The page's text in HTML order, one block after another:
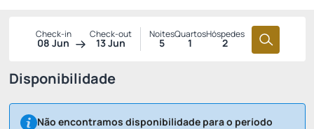
Check-in
08 Jun
Check-out
13 Jun
Noites
5
Quartos
1
Hóspedes
2
Disponibilidade
Não encontramos disponibilidade para o período